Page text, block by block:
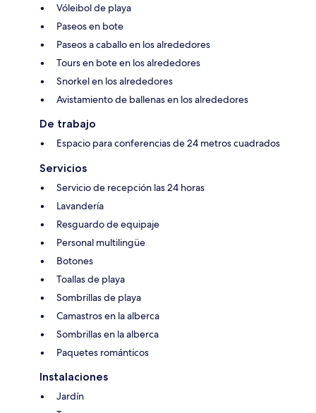
Vóleibol de playa
Paseos en bote
Paseos a caballo en los alrededores
Tours en bote en los alrededores
Snorkel en los alrededores
Avistamiento de ballenas en los alrededores
De trabajo
Espacio para conferencias de 24 metros cuadrados
Servicios
Servicio de recepción las 24 horas
Lavandería
Resguardo de equipaje
Personal multilingüe
Botones
Toallas de playa
Sombrillas de playa
Camastros en la alberca
Sombrillas en la alberca
Paquetes románticos
Instalaciones
Jardín